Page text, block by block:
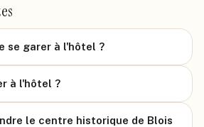
se garer à l'hôtel ?
à l'hôtel ?
le centre historique de Blois